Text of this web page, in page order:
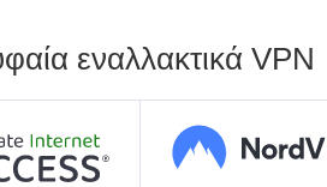
εναλλακτικά VPN